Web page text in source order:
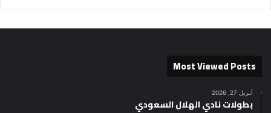
Most Viewed Posts
أبريل 27, 2026
بطولات نادي الهلال السعودي